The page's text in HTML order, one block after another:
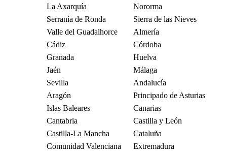
La Axarquía
Nororma
Serranía de Ronda
Sierra de las Nieves
Valle del Guadalhorce
Almería
Cádiz
Córdoba
Granada
Huelva
Jaén
Málaga
Sevilla
Andalucía
Aragón
Principado de Asturias
Islas Baleares
Canarias
Cantabria
Castilla y León
Castilla-La Mancha
Cataluña
Comunidad Valenciana
Extremadura